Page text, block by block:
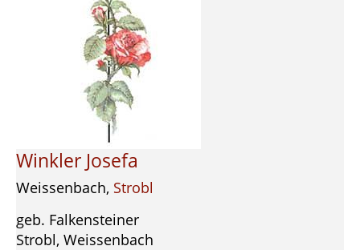
Winkler Josefa
Weissenbach, Strobl
geb. Falkensteiner
Strobl, Weissenbach